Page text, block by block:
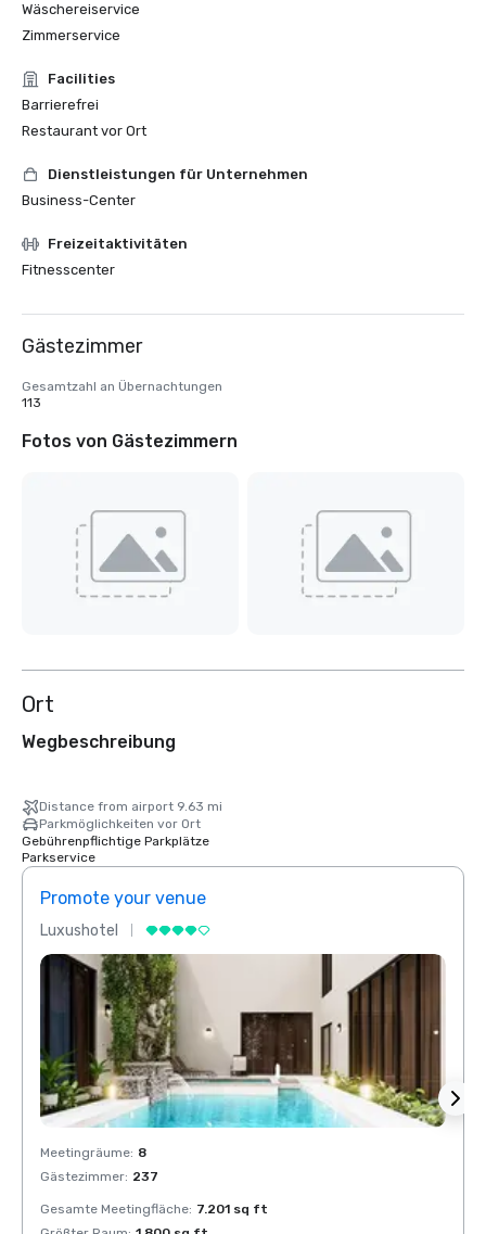
Wäschereiservice
Zimmerservice
Facilities
Barrierefrei
Restaurant vor Ort
Dienstleistungen für Unternehmen
Business-Center
Freizeitaktivitäten
Fitnesscenter
Gästezimmer
Gesamtzahl an Übernachtungen
113
Fotos von Gästezimmern
Ort
Wegbeschreibung
Distance from airport 9.63 mi
Parkmöglichkeiten vor Ort
Gebührenpflichtige Parkplätze
Parkservice
Promote your venue
Luxushotel
Meetingräume: 8
Gästezimmer: 237
Gesamte Meetingfläche: 7.201 sq ft